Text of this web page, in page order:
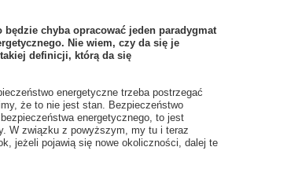
chyba opracować jeden paradygmat
Nie wiem, czy da się je
definicji, którą da się
energetyczne trzeba postrzegać
że to nie jest stan. Bezpieczeństwo
energetycznego, to jest
W związku z powyższym, my tu i teraz
jeżeli pojawią się nowe okoliczności, dalej te